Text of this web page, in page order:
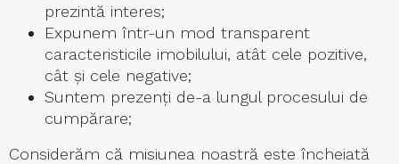
prezintă interes;
Expunem într-un mod transparent
caracteristicile imobilului, atât cele pozitive,
cât şi cele negative;
Suntem prezenţi de-a lungul procesului de
cumpărare;
Considerăm că misiunea noastră este încheiată